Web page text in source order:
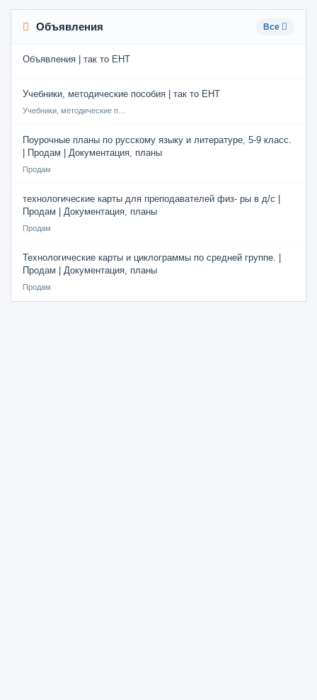
Объявления Все
Объявления | так то ЕНТ
Учебники, методические пособия | так то ЕНТ
Поурочные планы по русскому языку и литературе, 5-9 класс.
| Продам | Документация, планы
Продам
технологические карты для преподавателей физ- ры в д/с |
Продам | Документация, планы
Продам
Технологические карты и циклограммы по средней группе. |
Продам | Документация, планы
Продам